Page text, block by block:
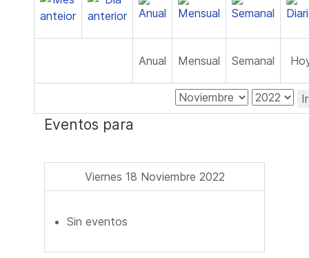
Anual Mensual Semanal
Eventos para
Viernes 18 Noviembre 2022
Sin eventos